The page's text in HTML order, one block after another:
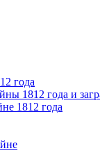
года
1812 года и
1812 года